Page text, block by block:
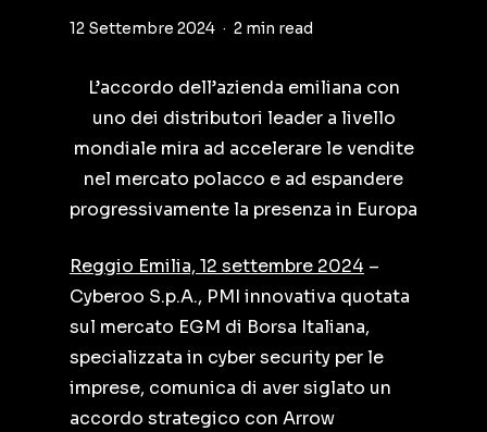
12 Settembre 2024 2 min read
L’accordo dell’azienda emiliana con
uno dei distributori leader a livello
mondiale mira ad accelerare le vendite
nel mercato polacco e ad espandere
progressivamente la presenza in Europa
Reggio Emilia, 12 settembre 2024 –
Cyberoo S.p.A., PMI innovativa quotata
sul mercato EGM di Borsa Italiana,
specializzata in cyber security per le
imprese, comunica di aver siglato un
accordo strategico con Arrow